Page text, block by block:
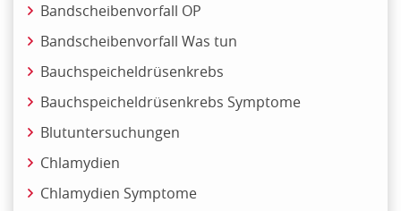
Bandscheibenvorfall OP
Bandscheibenvorfall Was tun
Bauchspeicheldrüsenkrebs
Bauchspeicheldrüsenkrebs Symptome
Blutuntersuchungen
Chlamydien
Chlamydien Symptome